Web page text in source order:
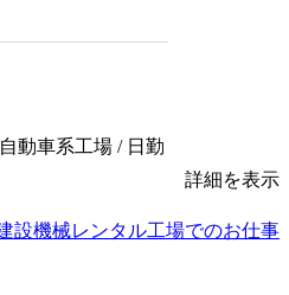
動車系工場 / 日勤
詳細を表示